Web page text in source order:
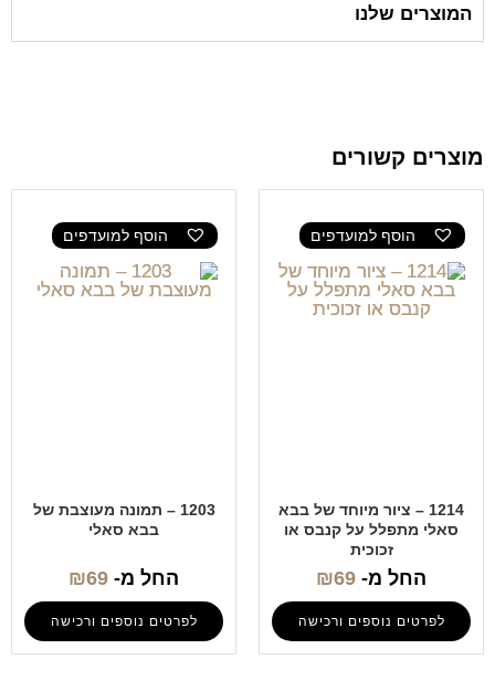
המוצרים שלנו
מוצרים קשורים
הוסף למועדפים
1214 – ציור מיוחד של בבא
סאלי מתפלל על קנבס או
זכוכית
החל מ- ₪69
לפרטים נוספים ורכישה
הוסף למועדפים
1203 – תמונה מעוצבת של
בבא סאלי
החל מ- ₪69
לפרטים נוספים ורכישה